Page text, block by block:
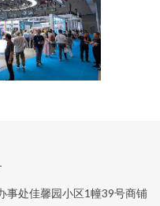
事处佳馨园小区1幢39号商铺